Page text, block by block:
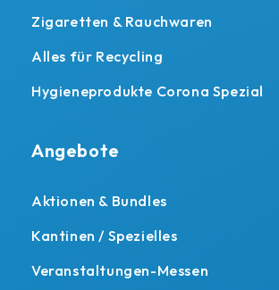
Zigaretten & Rauchwaren
Alles für Recycling
Hygieneprodukte Corona Spezial
Angebote
Aktionen & Bundles
Kantinen / Spezielles
Veranstaltungen-Messen